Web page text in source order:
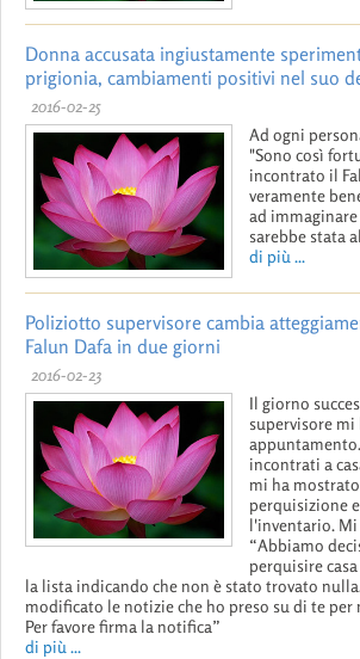
Donna accusata ingiustamente
prigionia, cambiamenti positivi nel suo
2016-02-25
Ad ogni
"Sono così
incontrato il
veramente
ad
sarebbe stata
di più ...
Poliziotto supervisore cambia
Falun Dafa in due giorni
2016-02-23
Il giorno
supervisore
incontrati a
mi ha
perquisizione
l'inventario.
“Abbiamo
perquisire
la lista indicando che non è stato trovato
modificato le notizie che ho preso su di te per
Per favore firma la notifica”
di più ...